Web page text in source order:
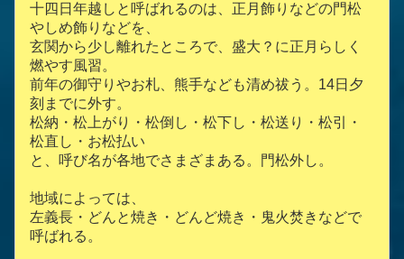
十四日年越しと呼ばれるのは、正月飾りなどの門松
やしめ飾りなどを、
玄関から少し離れたところで、盛大？に正月らしく
燃やす風習。
前年の御守りやお札、熊手なども清め祓う。14日夕
刻までに外す。
松納・松上がり・松倒し・松下し・松送り・松引・
松直し・お松払い
と、呼び名が各地でさまざまある。門松外し。
地域によっては、
左義長・どんと焼き・どんど焼き・鬼火焚きなどで
呼ばれる。